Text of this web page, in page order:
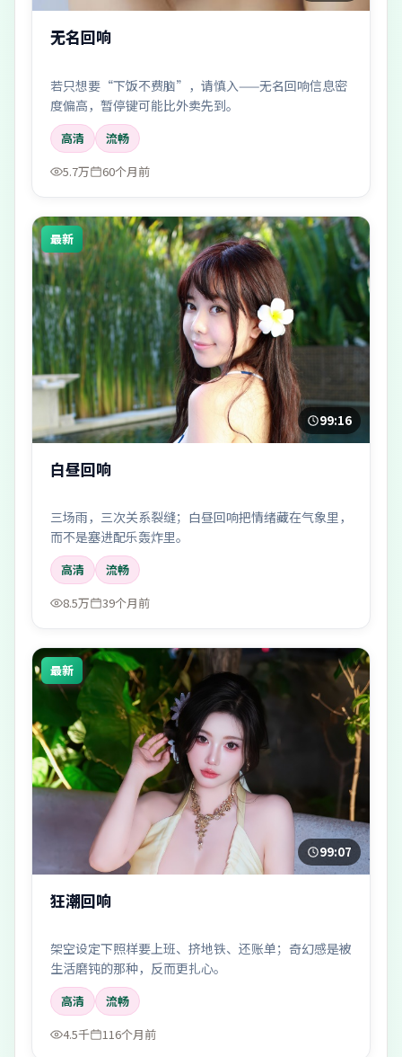
无名回响
若只想要“下饭不费脑”，请慎入——无名回响信息密
度偏高，暂停键可能比外卖先到。
高清
流畅
5.7万
60个月前
最新
99:16
白昼回响
三场雨，三次关系裂缝；白昼回响把情绪藏在气象里，
而不是塞进配乐轰炸里。
高清
流畅
8.5万
39个月前
最新
99:07
狂潮回响
架空设定下照样要上班、挤地铁、还账单；奇幻感是被
生活磨钝的那种，反而更扎心。
高清
流畅
4.5千
116个月前